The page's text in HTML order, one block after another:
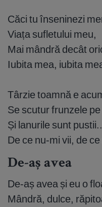
Căci tu înseninezi
Viața sufletului meu,
Mai mândră decât
Iubita mea, iubita
Târzie toamnă e
Se scutur frunzele
Și lanurile sunt
De ce nu-mi vii, de
De-aș avea
De-aș avea și eu o
Mândră, dulce,